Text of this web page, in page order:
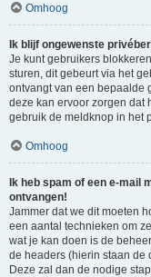
Omhoog
Ik blijf ongewenste
Je kunt gebruikers
sturen, dit gebeurt via het
ontvangt van een bepaalde
deze kan ervoor zorgen dat
gebruik de meldknop in het
Omhoog
Ik heb spam of een e-mail
ontvangen!
Jammer dat we dit moeten
een aantal technieken om
wat je kan doen is de
de headers (hierin staan de
Deze zal dan de nodige